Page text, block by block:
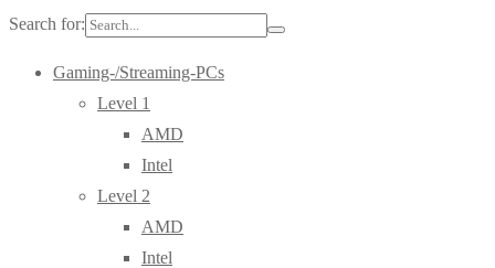
Search for:
Gaming-/Streaming-PCs
Level 1
AMD
Intel
Level 2
AMD
Intel